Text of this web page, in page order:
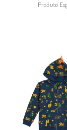
Produto